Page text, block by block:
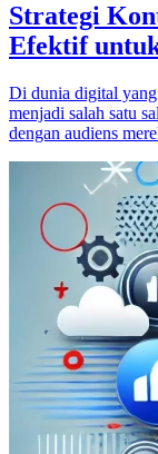
Strategi
Efektif
Di dunia digital yang
menjadi salah satu
dengan audiens